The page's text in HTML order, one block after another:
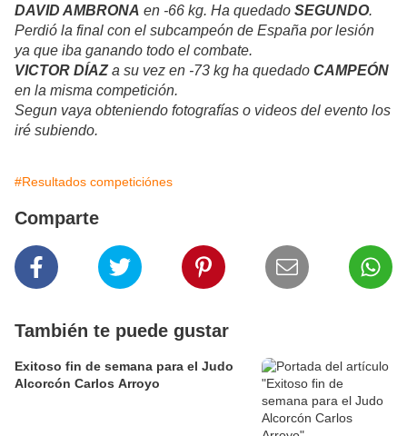
DAVID AMBRONA en -66 kg. Ha quedado SEGUNDO.
Perdió la final con el subcampeón de España por lesión
ya que iba ganando todo el combate.
VICTOR DÍAZa su vez en -73 kg ha quedado CAMPEÓN
en la misma competición.
Segun vaya obteniendo fotografías o videos del evento los
iré subiendo.
#Resultados competiciónes
Comparte
También te puede gustar
Exitoso fin de semana para el Judo
Alcorcón Carlos Arroyo